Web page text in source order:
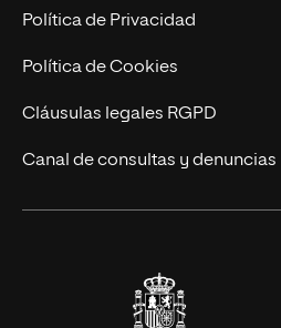
Postgrados
Cursos Universitarios
Trabaja en UNIR
Actualidad
UNIR Revista
Eventos
Política de Privacidad
Política de Cookies
Cláusulas legales RGPD
Canal de consultas y denuncias